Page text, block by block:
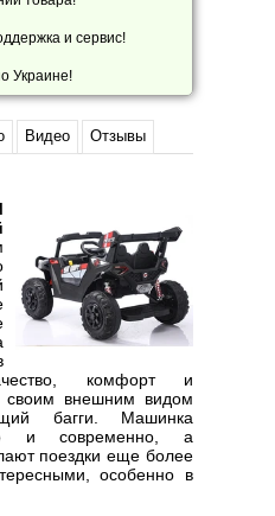
и сервис!
Украине!
Видео Отзывы
комфорт и
своим внешним видом
багги. Машинка
и современно, а
поездки еще более
особенно в